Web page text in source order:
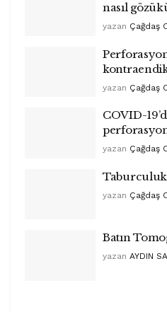
nasıl
yazan Çağdaş
yazan Çağdaş
COVID-
yazan Çağdaş
Taburculuk
yazan Çağdaş
Batın
yazan AYDIN